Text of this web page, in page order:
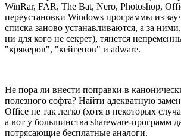
WinRar, FAR, The Bat, Nero, Photoshop,
переустановки Windows программы из
списка заново устанавливаются, а за
ни для кого не секрет), тянется
"крякеров", "кейгенов" и adware.
Не пора ли внести поправки в
полезного софта? Найти адекватную
Office не так легко (хотя в некоторых
а вот у большинства shareware-программ
потрясающие бесплатные аналоги.